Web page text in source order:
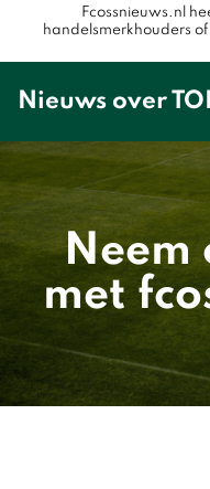
Fcossnieuws.nl
handelsmerkhouders
Nieuws over
Neem
met